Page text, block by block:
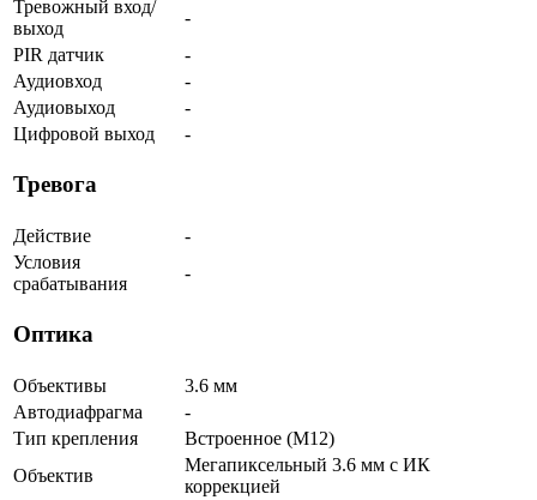
Тревожный вход/
выход
-
PIR датчик
-
Аудиовход
-
Аудиовыход
-
Цифровой выход
-
Тревога
Действие
-
Условия
срабатывания
-
Оптика
Объективы
3.6 мм
Автодиафрагма
-
Тип крепления
Встроенное (М12)
Объектив
Мегапиксельный 3.6 мм c ИК
коррекцией